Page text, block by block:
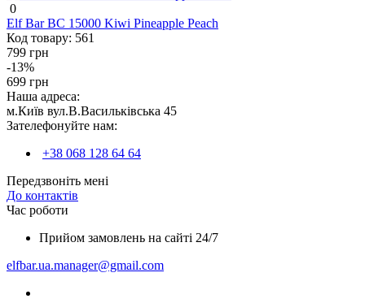
0
Elf Bar BC 15000 Kiwi Pineapple Peach
Код товару: 561
799 грн
-13%
699 грн
Наша адреса:
м.Київ вул.В.Васильківська 45
Зателефонуйте нам:
+38 068 128 64 64
Передзвоніть мені
До контактів
Час роботи
Прийом замовлень на сайті 24/7
elfbar.ua.manager@gmail.com